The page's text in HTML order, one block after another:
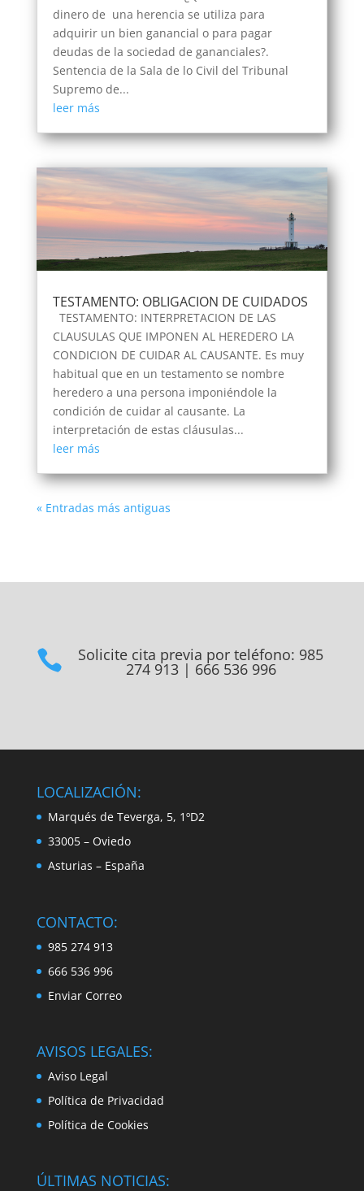
dinero de una herencia se utiliza para
adquirir un bien ganancial o para pagar
deudas de la sociedad de gananciales?.
Sentencia de la Sala de lo Civil del Tribunal
Supremo de...
leer más
TESTAMENTO: OBLIGACION DE CUIDADOS
TESTAMENTO: INTERPRETACION DE LAS
CLAUSULAS QUE IMPONEN AL HEREDERO LA
CONDICION DE CUIDAR AL CAUSANTE. Es muy
habitual que en un testamento se nombre
heredero a una persona imponiéndole la
condición de cuidar al causante. La
interpretación de estas cláusulas...
leer más
« Entradas más antiguas
 Solicite cita previa por teléfono: 985
274 913 | 666 536 996
LOCALIZACIÓN:
Marqués de Teverga, 5, 1ºD2
33005 – Oviedo
Asturias – España
CONTACTO:
985 274 913
666 536 996
Enviar Correo
AVISOS LEGALES:
Aviso Legal
Política de Privacidad
Política de Cookies
ÚLTIMAS NOTICIAS: